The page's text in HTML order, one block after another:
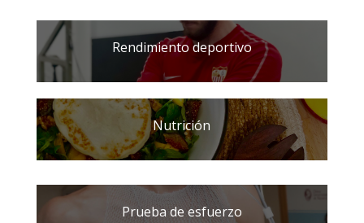
Rendimiento deportivo
Nutrición
Prueba de esfuerzo